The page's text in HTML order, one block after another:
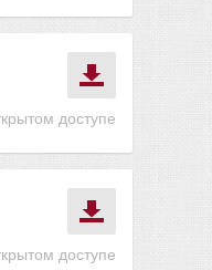
доступе
доступе